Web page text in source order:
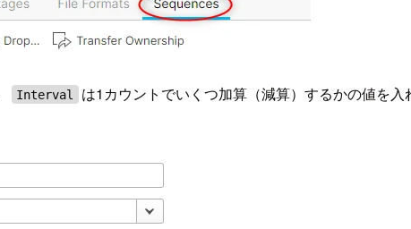
Interval は1カウントでいくつ加算（減算）するかの値を